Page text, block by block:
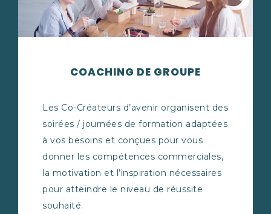
COACHING DE GROUPE
Les Co-Créateurs d’avenir organisent des
soirées / journées de formation adaptées
à vos besoins et conçues pour vous
donner les compétences commerciales,
la motivation et l’inspiration nécessaires
pour atteindre le niveau de réussite
souhaité.